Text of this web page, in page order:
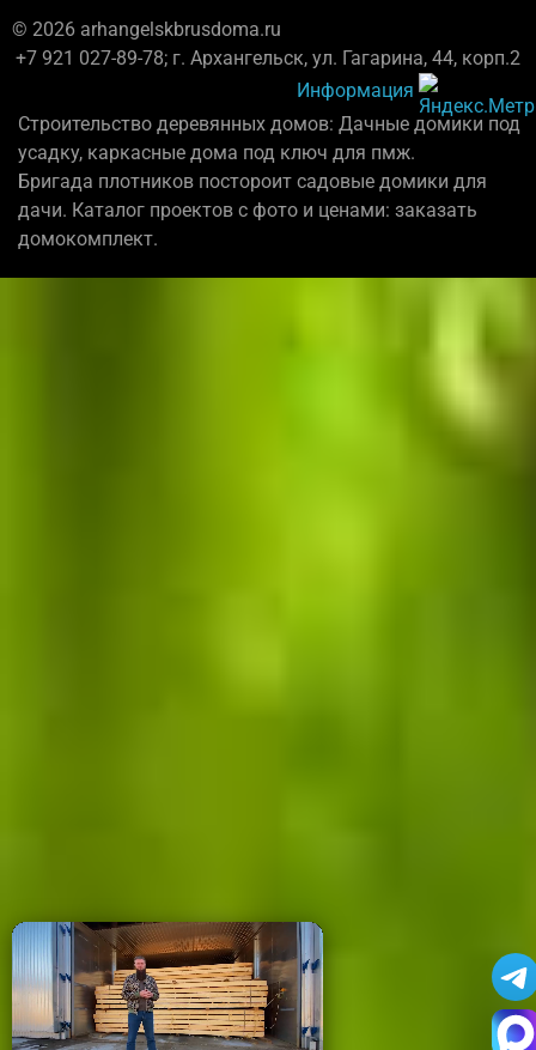
© 2026 arhangelskbrusdoma.ru
+7 921 027-89-78; г. Архангельск, ул. Гагарина, 44, корп.2
Информация
Строительство деревянных домов: Дачные домики под
усадку, каркасные дома под ключ для пмж.
Бригада плотников постороит садовые домики для
дачи. Каталог проектов с фото и ценами: заказать
домокомплект.